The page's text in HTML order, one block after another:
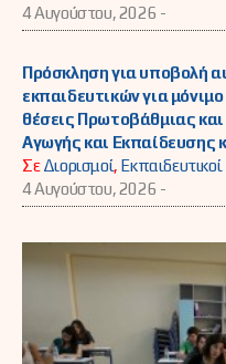
4 Αυγούστου, 2026 -
Πρόσκληση για υποβολή
εκπαιδευτικών για
θέσεις Πρωτοβάθμιας
Αγωγής και Εκπαίδευσης
ΣεΔιορισμοί, Εκπαιδευτικοί
4 Αυγούστου, 2026 -